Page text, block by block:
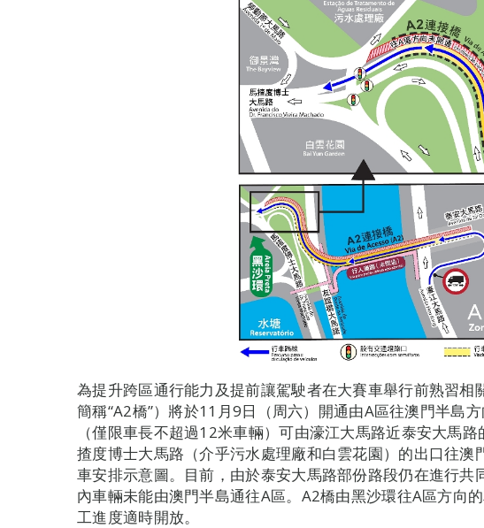
為提升跨區通行能力及提前讓駕駛者在大賽車舉行前熟習相
簡稱“A2橋”）將於11月9日（周六）開通由A區往澳門半島
（僅限車長不超過12米車輛）可由濠江大馬路近泰安大馬
揸度博士大馬路（介乎污水處理廠和白雲花園）的出口往澳
車安排示意圖。目前，由於泰安大馬路部份路段仍在進行共
內車輛未能由澳門半島通往A區。A2橋由黑沙環往A區方向
工進度適時開放。